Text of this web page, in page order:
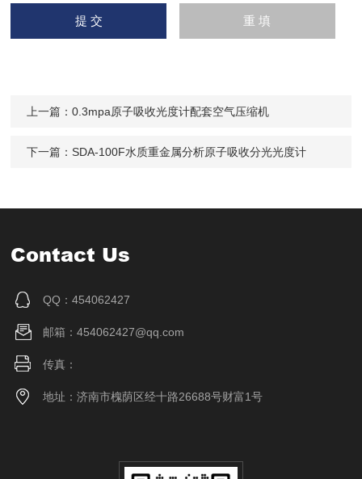
上一篇：0.3mpa原子吸收光度计配套空气压缩机
下一篇： SDA-100F水质重金属分析原子吸收分光光度计
Contact Us
QQ：454062427
邮箱：454062427@qq.com
传真：
地址：济南市槐荫区经十路26688号财富1号